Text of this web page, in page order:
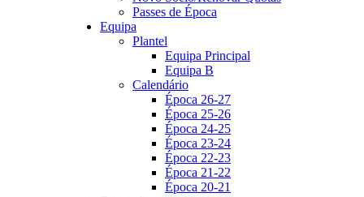
Passes de Época
Equipa
Plantel
Equipa Principal
Equipa B
Calendário
Época 26-27
Época 25-26
Época 24-25
Época 23-24
Época 22-23
Época 21-22
Época 20-21